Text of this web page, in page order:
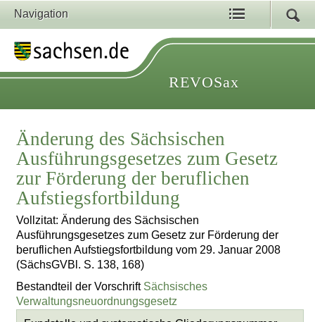
Navigation
REVOSax
Änderung des Sächsischen
Ausführungsgesetzes zum Gesetz
zur Förderung der beruflichen
Aufstiegsfortbildung
Vollzitat: Änderung des Sächsischen
Ausführungsgesetzes zum Gesetz zur Förderung der
beruflichen Aufstiegsfortbildung vom 29. Januar 2008
(SächsGVBl. S. 138, 168)
Bestandteil der Vorschrift Sächsisches
Verwaltungsneuordnungsgesetz